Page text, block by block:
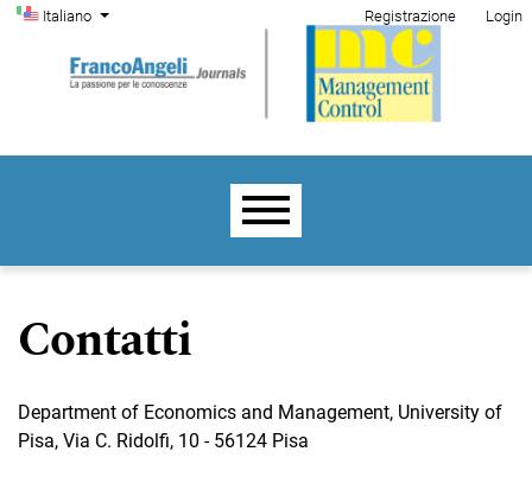
Salta al menu principale di navigazione
Salta al contenuto principale
Salta al piè di pagina del sito
Cambia la lingua. La lingua corrente è:
Italiano
Menu di amministrazione
Registrazione Login
Menu principale
Contatti
Department of Economics and Management, University of
Pisa, Via C. Ridolfi, 10 - 56124 Pisa